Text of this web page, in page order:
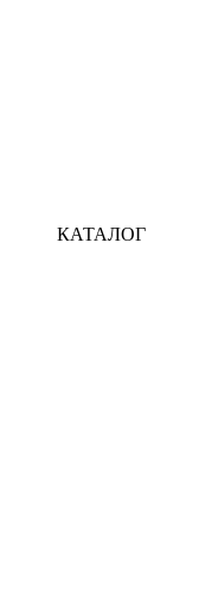
КАТАЛОГ